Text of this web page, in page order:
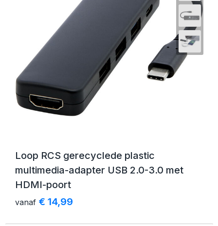
Loop RCS gerecyclede plastic
multimedia-adapter USB 2.0-3.0 met
HDMI-poort
vanaf € 14,99